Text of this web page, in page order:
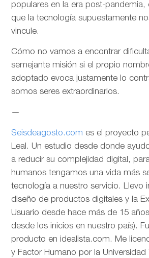
populares en la era post-pandemia,
que la tecnología supuestamente
vincule.
Cómo no vamos a encontrar
semejante misión si el propio
adoptado evoca justamente lo
somos seres extraordinarios.
—
Seisdeagosto.com es el proyecto
Leal. Un estudio desde donde
a reducir su complejidad digital,
humanos tengamos una vida más
tecnología a nuestro servicio. Llevo
diseño de productos digitales y la
Usuario desde hace más de 15
desde los inicios en nuestro país).
producto en idealista.com. Me
y Factor Humano por la Universidad